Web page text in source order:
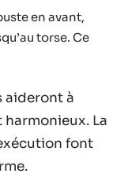
en avant,
torse. Ce
aideront à
La
font